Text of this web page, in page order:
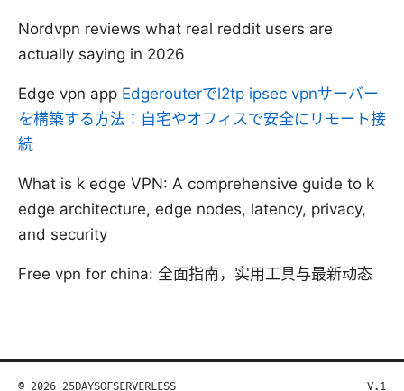
Nordvpn reviews what real reddit users are
actually saying in 2026
Edge vpn app Edgerouterでl2tp ipsec vpnサーバー
を構築する方法：自宅やオフィスで安全にリモート接
続
What is k edge VPN: A comprehensive guide to k
edge architecture, edge nodes, latency, privacy,
and security
Free vpn for china: 全面指南，实用工具与最新动态
© 2026 25DAYSOFSERVERLESS V.1